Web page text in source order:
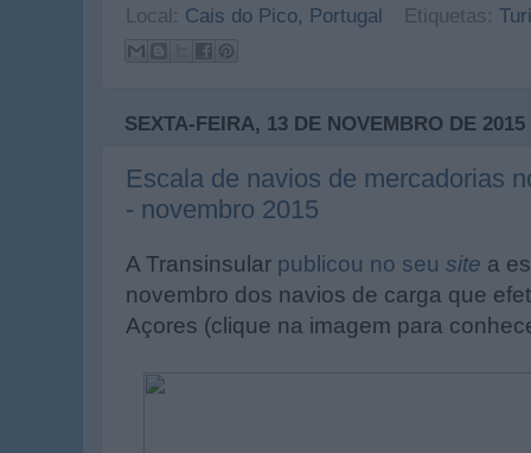
Local: Cais do Pico, Portugal Etiquetas:
SEXTA-FEIRA, 13 DE NOVEMBRO DE 2015
Escala de navios de mercadorias
- novembro 2015
A Transinsular publicou no seu site a
novembro dos navios de carga que
Açores (clique na imagem para